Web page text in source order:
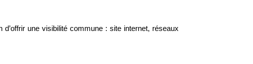
une visibilité commune : site internet, réseaux